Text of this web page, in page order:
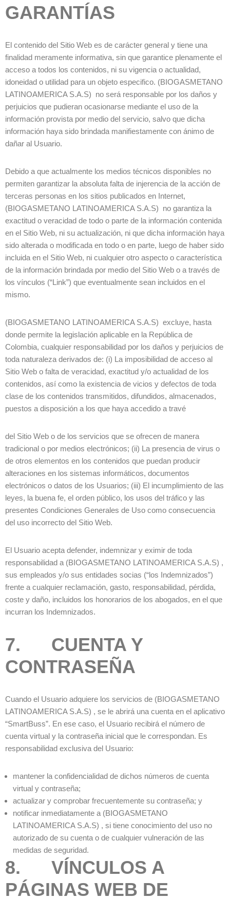
GARANTÍAS
El contenido del Sitio Web es de carácter general y tiene una
finalidad meramente informativa, sin que garantice plenamente el
acceso a todos los contenidos, ni su vigencia o actualidad,
idoneidad o utilidad para un objeto especifico. (BIOGASMETANO
LATINOAMERICA S.A.S) no será responsable por los daños y
perjuicios que pudieran ocasionarse mediante el uso de la
información provista por medio del servicio, salvo que dicha
información haya sido brindada manifiestamente con ánimo de
dañar al Usuario.
Debido a que actualmente los medios técnicos disponibles no
permiten garantizar la absoluta falta de injerencia de la acción de
terceras personas en los sitios publicados en Internet,
(BIOGASMETANO LATINOAMERICA S.A.S) no garantiza la
exactitud o veracidad de todo o parte de la información contenida
en el Sitio Web, ni su actualización, ni que dicha información haya
sido alterada o modificada en todo o en parte, luego de haber sido
incluida en el Sitio Web, ni cualquier otro aspecto o característica
de la información brindada por medio del Sitio Web o a través de
los vínculos (“Link”) que eventualmente sean incluidos en el
mismo.
(BIOGASMETANO LATINOAMERICA S.A.S) excluye, hasta
donde permite la legislación aplicable en la República de
Colombia, cualquier responsabilidad por los daños y perjuicios de
toda naturaleza derivados de: (i) La imposibilidad de acceso al
Sitio Web o falta de veracidad, exactitud y/o actualidad de los
contenidos, así como la existencia de vicios y defectos de toda
clase de los contenidos transmitidos, difundidos, almacenados,
puestos a disposición a los que haya accedido a travé
del Sitio Web o de los servicios que se ofrecen de manera
tradicional o por medios electrónicos; (ii) La presencia de virus o
de otros elementos en los contenidos que puedan producir
alteraciones en los sistemas informáticos, documentos
electrónicos o datos de los Usuarios; (iii) El incumplimiento de las
leyes, la buena fe, el orden público, los usos del tráfico y las
presentes Condiciones Generales de Uso como consecuencia
del uso incorrecto del Sitio Web.
El Usuario acepta defender, indemnizar y eximir de toda
responsabilidad a (BIOGASMETANO LATINOAMERICA S.A.S) ,
sus empleados y/o sus entidades socias (“los Indemnizados”)
frente a cualquier reclamación, gasto, responsabilidad, pérdida,
coste y daño, incluidos los honorarios de los abogados, en el que
incurran los Indemnizados.
7. CUENTA Y
CONTRASEÑA
Cuando el Usuario adquiere los servicios de (BIOGASMETANO
LATINOAMERICA S.A.S) , se le abrirá una cuenta en el aplicativo
“SmartBuss”. En ese caso, el Usuario recibirá el número de
cuenta virtual y la contraseña inicial que le correspondan. Es
responsabilidad exclusiva del Usuario:
mantener la confidencialidad de dichos números de cuenta
virtual y contraseña;
actualizar y comprobar frecuentemente su contraseña; y
notificar inmediatamente a (BIOGASMETANO
LATINOAMERICA S.A.S) , si tiene conocimiento del uso no
autorizado de su cuenta o de cualquier vulneración de las
medidas de seguridad.
8. VÍNCULOS A
PÁGINAS WEB DE